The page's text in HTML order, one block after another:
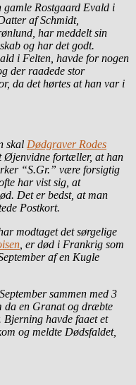
gamle Rostgaard Evald i
af Schmidt,
har meddelt sin
og har det godt.
i Felten, havde for nogen
der raadede stor
da det hørtes at han var i
skal Dødgraver Rodes
Øjenvidne fortæller, at han
“S.Gr.” være forsigtig
har vist sig, at
Det er bedst, at man
Postkort.
modtaget det sørgelige
, er død i Frankrig som
af en Kugle
sammen med 3
da en Granat og dræbte
Bjerning havde faaet et
og meldte Dødsfaldet,